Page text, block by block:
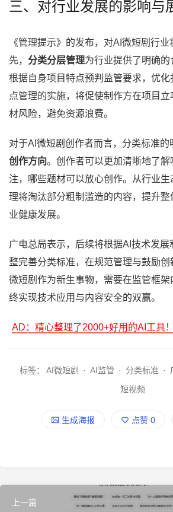
三、对行业发展的影响与
《管理提示》的发布，对AI微短剧行
先， 分类分层管理为行业提供了明确
根据自身项目特点预判监管要求，优
点管理的实施，将促使制作方在项目
材风险，避免资源浪费。
对于AI微短剧创作者而言，分类标准的
创作方向。创作者可以更加清晰地了
注，哪些题材可以放心创作。从行业
理将淘汰部分粗制滥造的内容，提升
业健康发展。
广电总局表示，后续将根据AI技术发展
整完善分类标准，在规范管理与鼓励创
微短剧作为新生事物，需要在监管框
终实现技术应用与内容安全的双赢。
AD：精心整理了2000+好用的AI工具
标签： AI微短剧 · AI监管 · 分类标准 ·
短视频
生成海报 点赞 0
上一篇